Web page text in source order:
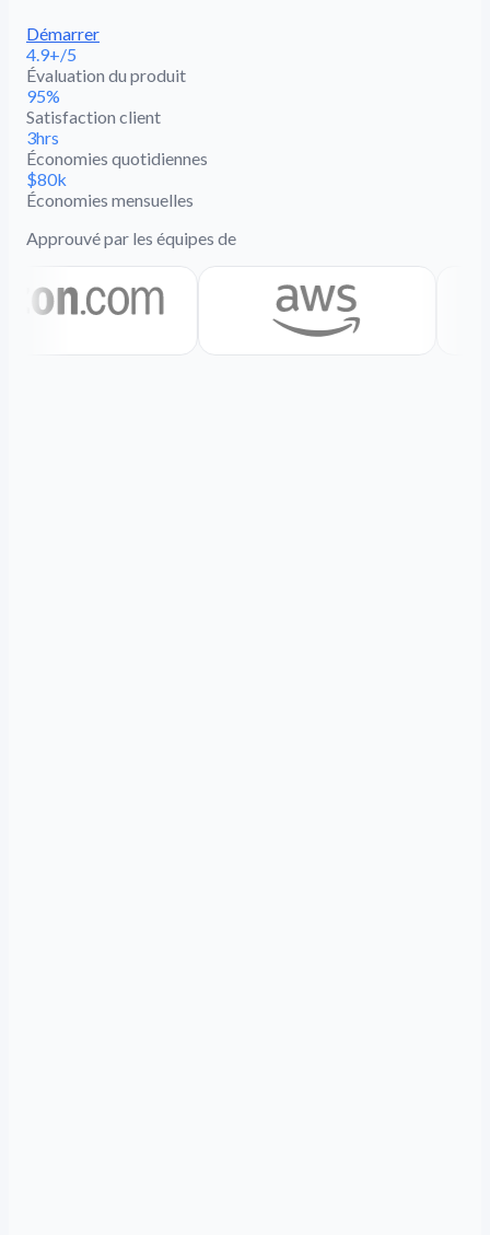
Démarrer
4.9+/5
Évaluation du produit
95%
Satisfaction client
3hrs
Économies quotidiennes
$80k
Économies mensuelles
Approuvé par les équipes de